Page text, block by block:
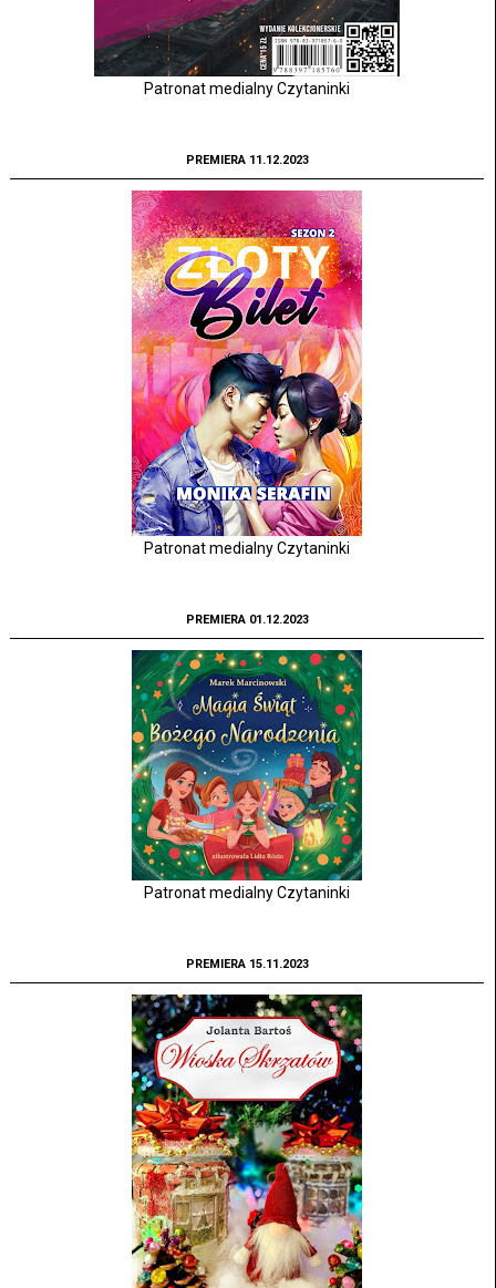
Patronat medialny Czytaninki
PREMIERA 11.12.2023
Patronat medialny Czytaninki
PREMIERA 01.12.2023
Patronat medialny Czytaninki
PREMIERA 15.11.2023